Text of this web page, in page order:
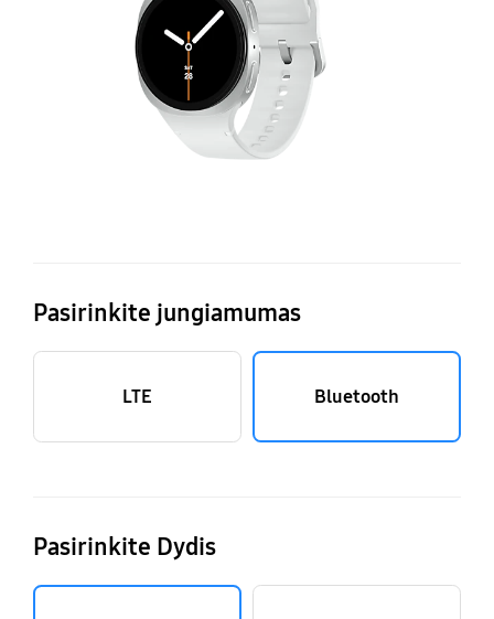
Pasirinkite jungiamumas
LTE Bluetooth
Pasirinkite Dydis